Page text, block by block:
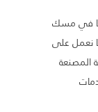
في مسك
نعمل على
المصنعة